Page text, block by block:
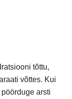
tõttu,
võttes. Kui
arsti